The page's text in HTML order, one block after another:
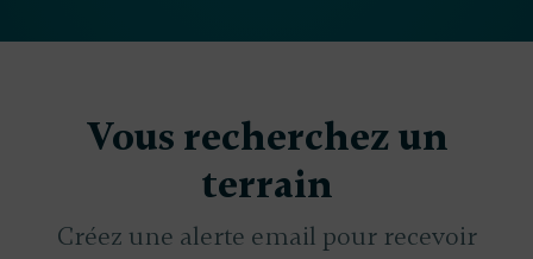
Vous recherchez un
terrain
Créez une alerte email pour recevoir